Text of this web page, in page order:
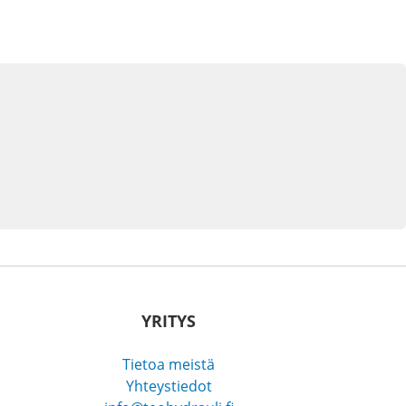
YRITYS
Tietoa meistä
Yhteystiedot